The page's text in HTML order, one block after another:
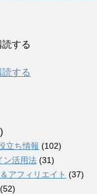
する
する
立ち情報 (102)
ン活用法 (31)
アフィリエイト (37)
(52)